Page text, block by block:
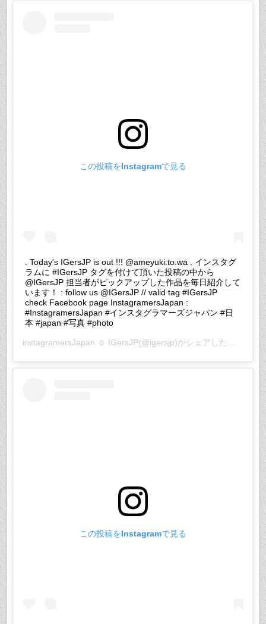
この投稿をInstagramで見る
. Today's IGersJP is out !!! @ameyuki.to.wa . インスタグ
ラムに #IGersJP タグを付けて頂いた投稿の中から
@IGersJP 担当者がピックアップした作品を毎日紹介して
います！ : follow us @IGersJP // valid tag #IGersJP
check Facebook page InstagramersJapan :
#InstagramersJapan #インスタグラマーズジャパン #日
本 #japan #写真 #photo
instagramersJapan ☺︎ IGersJP(@igersjp)がシェアした投稿 –
この投稿をInstagramで見る